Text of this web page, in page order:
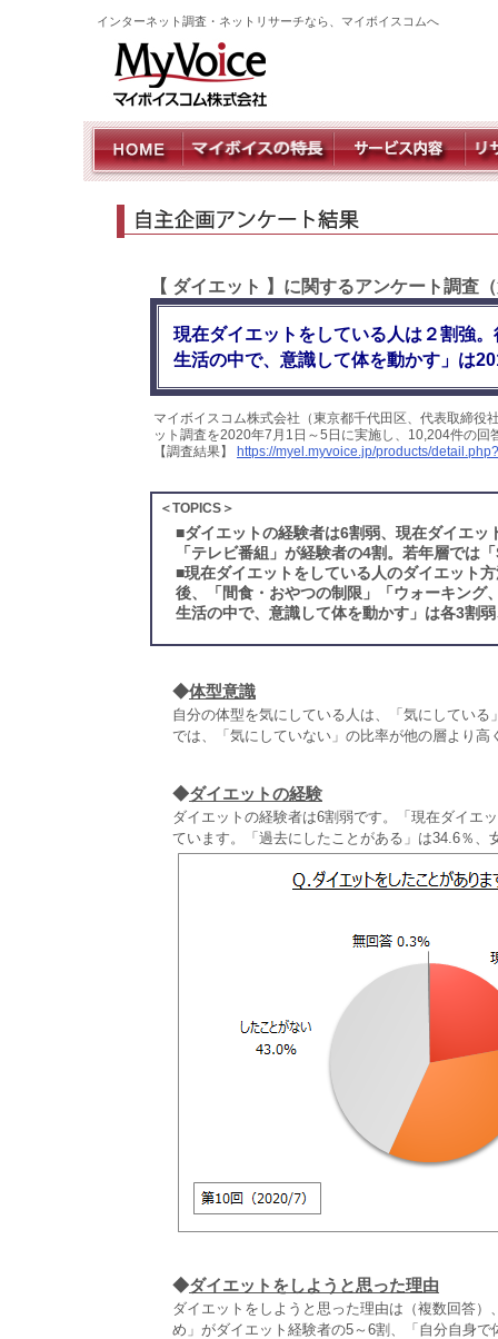
インターネット調査・ネットリサーチなら、マイボイスコムへ
【 ダイエット 】に関するアンケート調査
現在ダイエットをしている人は２割強
生活の中で、意識して体を動かす」は
マイボイスコム株式会社（東京都千代田区、代表取締
ット調査を2020年7月1日～5日に実施し、10,204件の
【調査結果】
https://myel.myvoice.jp/products/
＜TOPICS＞
■ダイエットの経験者は6割弱、現在ダイエ
「テレビ番組」が経験者の4割。若年層では
■現在ダイエットをしている人のダイエット
後、「間食・おやつの制限」「ウォーキング
生活の中で、意識して体を動かす」は各3割
◆体型意識
自分の体型を気にしている人は、「気にしてい
では、「気にしていない」の比率が他の層より高
◆ダイエットの経験
ダイエットの経験者は6割弱です。「現在ダイエ
ています。「過去にしたことがある」は34.6％、
◆ダイエットをしようと思った理由
ダイエットをしようと思った理由は（複数回答
め」がダイエット経験者の5～6割、「自分自身